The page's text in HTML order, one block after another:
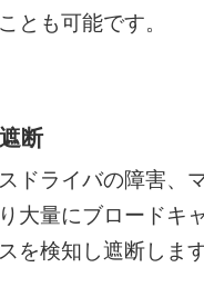
とも可能です。
断
ドライバの障害、
大量にブロードキ
を検知し遮断しま